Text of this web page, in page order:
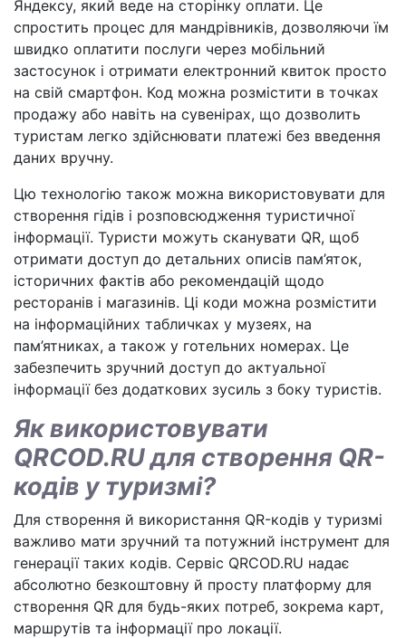
Яндексу, який веде на сторінку оплати. Це
спростить процес для мандрівників, дозволяючи їм
швидко оплатити послуги через мобільний
застосунок і отримати електронний квиток просто
на свій смартфон. Код можна розмістити в точках
продажу або навіть на сувенірах, що дозволить
туристам легко здійснювати платежі без введення
даних вручну.
Цю технологію також можна використовувати для
створення гідів і розповсюдження туристичної
інформації. Туристи можуть сканувати QR, щоб
отримати доступ до детальних описів пам’яток,
історичних фактів або рекомендацій щодо
ресторанів і магазинів. Ці коди можна розмістити
на інформаційних табличках у музеях, на
пам’ятниках, а також у готельних номерах. Це
забезпечить зручний доступ до актуальної
інформації без додаткових зусиль з боку туристів.
Як використовувати
QRCOD.RU для створення QR-
кодів у туризмі?
Для створення й використання QR-кодів у туризмі
важливо мати зручний та потужний інструмент для
генерації таких кодів. Сервіс QRCOD.RU надає
абсолютно безкоштовну й просту платформу для
створення QR для будь-яких потреб, зокрема карт,
маршрутів та інформації про локації.